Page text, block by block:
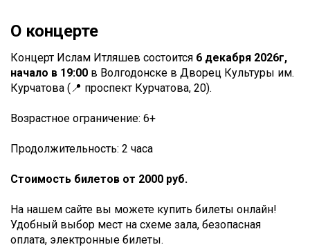
О концерте
Концерт Ислам Итляшев состоится 6 декабря 2026г,
начало в 19:00 в Волгодонске в Дворец Культуры им.
Курчатова (📍 проспект Курчатова, 20).
Возрастное ограничение: 6+
Продолжительность: 2 часа
Стоимость билетов от 2000 руб.
На нашем сайте вы можете купить билеты онлайн!
Удобный выбор мест на схеме зала, безопасная
оплата, электронные билеты.